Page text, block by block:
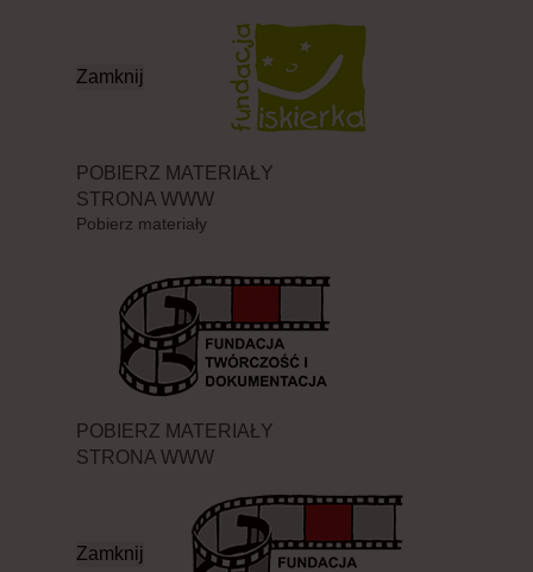
Zamknij
POBIERZ MATERIAŁY
STRONA WWW
Pobierz materiały
POBIERZ MATERIAŁY
STRONA WWW
Zamknij